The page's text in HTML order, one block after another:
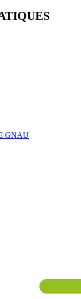
GNAU